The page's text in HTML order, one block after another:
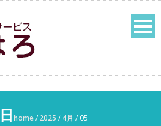
home/ 2025 / 4月 / 05